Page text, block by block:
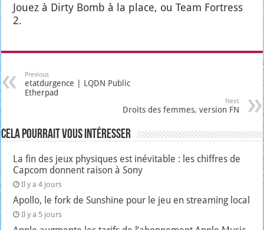
Jouez à Dir­ty Bomb à la place, ou Team For­tress
2.
Previous
etatdurgence | LQDN Public
Etherpad
Next
Droits des femmes, version FN
Cela pourrait vous intéresser
La fin des jeux physiques est inévitable : les chiffres de
Capcom donnent raison à Sony
Il y a 4 jours
Apollo, le fork de Sunshine pour le jeu en streaming local
Il y a 5 jours